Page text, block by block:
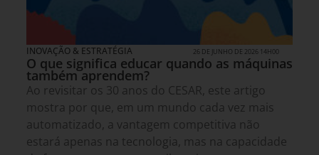
INOVAÇÃO & ESTRATÉGIA 26 DE JUNHO DE 2026 14H00
O que significa educar quando as máquinas
também aprendem?
Ao revisitar os 30 anos do CESAR, este artigo
mostra por que, em um mundo cada vez mais
automatizado, a vantagem competitiva não
estará apenas na tecnologia, mas na capacidade